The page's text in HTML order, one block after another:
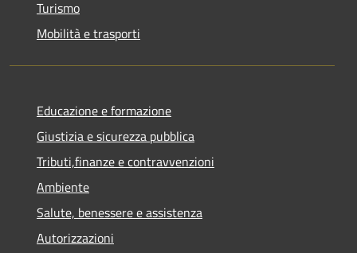
Turismo
Mobilità e trasporti
Educazione e formazione
Giustizia e sicurezza pubblica
Tributi,finanze e contravvenzioni
Ambiente
Salute, benessere e assistenza
Autorizzazioni